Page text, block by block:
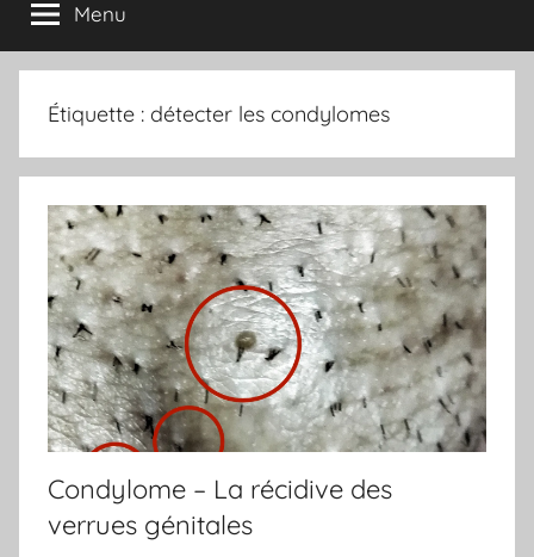
Menu
Étiquette : détecter les condylomes
Condylome – La récidive des
verrues génitales